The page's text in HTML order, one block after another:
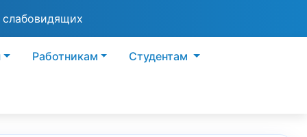
слабовидящих
Работникам Студентам